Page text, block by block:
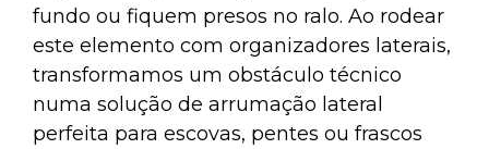
fundo ou fiquem presos no ralo. Ao rodear
este elemento com organizadores laterais,
transformamos um obstáculo técnico
numa solução de arrumação lateral
perfeita para escovas, pentes ou frascos